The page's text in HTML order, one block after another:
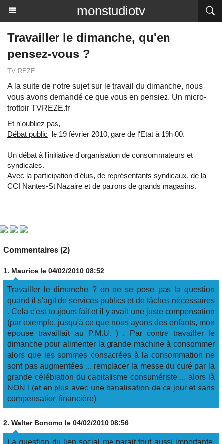
monstudiotv
Travailler le dimanche, qu'en
pensez-vous ?
TV REZE
A la suite de notre sujet sur le travail du dimanche, nous
vous avons demandé ce que vous en pensiez. Un micro-
trottoir TVREZE.fr
Et n'oubliez pas,
Débat public le 19 février 2010, gare de l'Etat à 19h 00.
Un débat à l'initiative d'organisation de consommateurs et
syndicales.
Avec la participation d'élus, de représentants syndicaux, de la
CCI Nantes-St Nazaire et de patrons de grands magasins.
Commentaires (2)
1. Maurice le 04/02/2010 08:52
Travailler le dimanche ? on ne se pose pas la question
quand il s'agit de services publics et de tâches nécessaires
. Cela c'est toujours fait et il y avait une juste compensation
(par exemple, jusqu'à ce que nous ayons des enfants, mon
épouse travaillait au P.M.U. ) . Par contre travailler le
dimanche pour alimenter la grande machine à consommer
alors que les sommes consacrées à la consommation ne
sont pas augmentées ... remplacer la messe du curé par la
grande célébration du capitalisme consumériste ... alors là
NON ! (et en plus avec une banalisation de ce jour et sans
compensation financière)
2. Walter Bonomo le 04/02/2010 08:56
La question du lien social me parait tout aussi importante.